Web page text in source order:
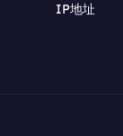
IP地址